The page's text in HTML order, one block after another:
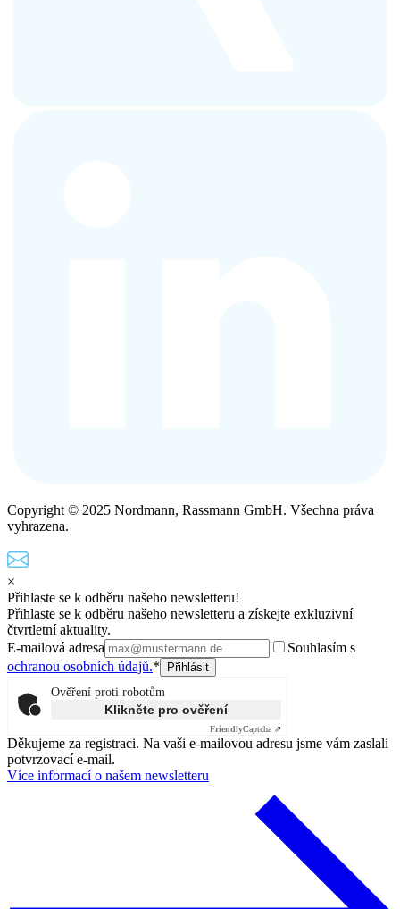
Copyright © 2025 Nordmann, Rassmann GmbH. Všechna práva
vyhrazena.
×
Přihlaste se k odběru našeho newsletteru!
Přihlaste se k odběru našeho newsletteru a získejte exkluzivní
čtvrtletní aktuality.
E-mailová adresa
Souhlasím s
ochranou osobních údajů.*
Ověření proti robotům
Klikněte pro ověření
FriendlyCaptcha ⇗
Děkujeme za registraci. Na vaši e-mailovou adresu jsme vám zaslali
potvrzovací e-mail.
Více informací o našem newsletteru